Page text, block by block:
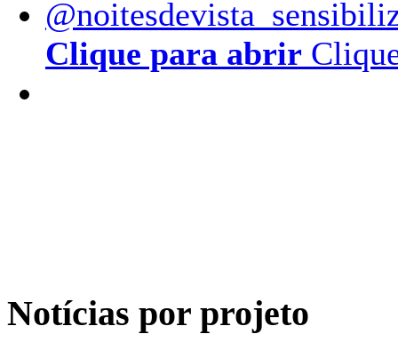
Clique para abrir
Notícias por projeto